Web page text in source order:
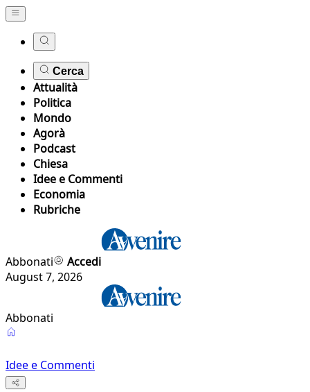
Cerca
Attualità
Politica
Mondo
Agorà
Podcast
Chiesa
Idee e Commenti
Economia
Rubriche
Abbonati
Accedi
August 7, 2026
Abbonati
Idee e Commenti